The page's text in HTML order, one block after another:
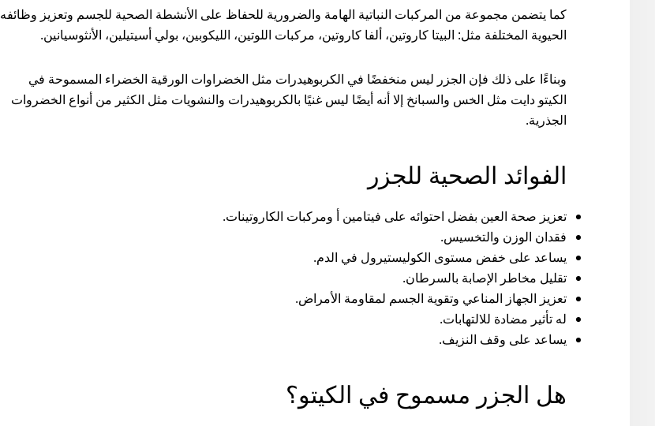
كما يتضمن مجموعة من المركبات النباتية الهامة والضرورية للحفاظ على الأنشطة الصحية للجسم وتعزيز وظائفه
الحيوية المختلفة مثل: البيتا كاروتين، ألفا كاروتين، مركبات اللوتين، الليكوبين، بولي أسيتيلين، الأنثوسيانين.
وبناءًا على ذلك فإن الجزر ليس منخفضًا في الكربوهيدرات مثل الخضراوات الورقية الخضراء المسموحة في
الكيتو دايت مثل الخس والسبانخ إلا أنه أيضًا ليس غنيًا بالكربوهيدرات والنشويات مثل الكثير من أنواع الخضروات
الجذرية.
الفوائد الصحية للجزر
تعزيز صحة العين بفضل احتوائه على فيتامين أ ومركبات الكاروتينات.
فقدان الوزن والتخسيس.
يساعد على خفض مستوى الكوليستيرول في الدم.
تقليل مخاطر الإصابة بالسرطان.
تعزيز الجهاز المناعي وتقوية الجسم لمقاومة الأمراض.
له تأثير مضادة للالتهابات.
يساعد على وقف النزيف.
هل الجزر مسموح في الكيتو؟